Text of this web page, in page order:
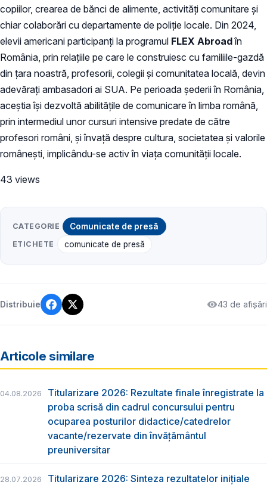
copiilor, crearea de bănci de alimente, activități comunitare și
chiar colaborări cu departamente de poliție locale. Din 2024,
elevii americani participanți la programul FLEX Abroadîn
România, prin relațiile pe care le construiesc cu familiile-gazdă
din țara noastră, profesorii, colegii și comunitatea locală, devin
adevărați ambasadori ai SUA. Pe perioada șederii în România,
aceștia își dezvoltă abilitățile de comunicare în limba română,
prin intermediul unor cursuri intensive predate de către
profesori români, și învață despre cultura, societatea și valorile
românești, implicându-se activ în viața comunității locale.
43 views
CATEGORIE Comunicate de presă
ETICHETE comunicate de presă
Distribuie 43 de afișări
Articole similare
04.08.2026
Titularizare 2026: Rezultate finale înregistrate la
proba scrisă din cadrul concursului pentru
ocuparea posturilor didactice/catedrelor
vacante/rezervate din învăţământul
preuniversitar
28.07.2026
Titularizare 2026: Sinteza rezultatelor inițiale